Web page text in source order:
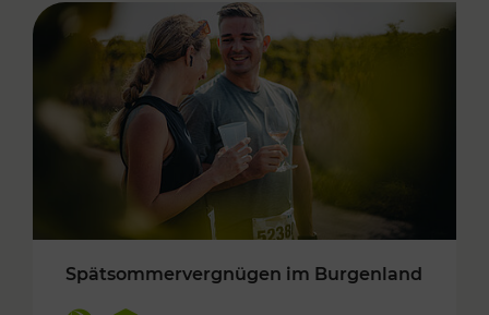
Spätsommervergnügen im Burgenland